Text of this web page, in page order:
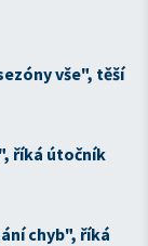
vše", těší
říká útočník
chyb", říká